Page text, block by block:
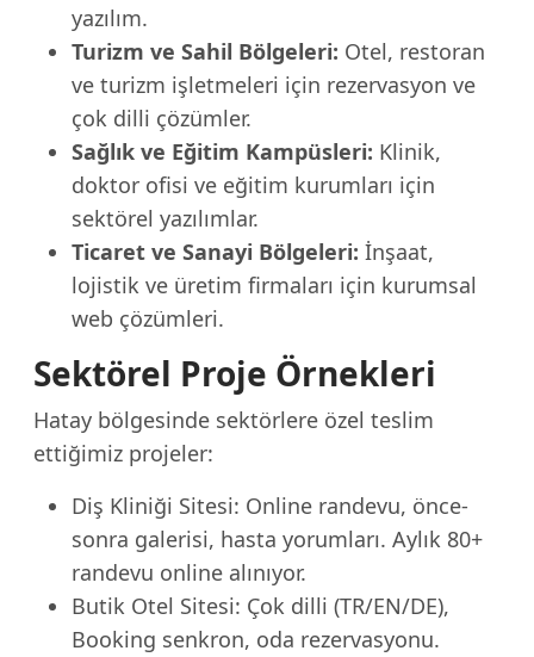
yazılım.
Turizm ve Sahil Bölgeleri: Otel, restoran
ve turizm işletmeleri için rezervasyon ve
çok dilli çözümler.
Sağlık ve Eğitim Kampüsleri: Klinik,
doktor ofisi ve eğitim kurumları için
sektörel yazılımlar.
Ticaret ve Sanayi Bölgeleri: İnşaat,
lojistik ve üretim firmaları için kurumsal
web çözümleri.
Sektörel Proje Örnekleri
Hatay bölgesinde sektörlere özel teslim
ettiğimiz projeler:
Diş Kliniği Sitesi: Online randevu, önce-
sonra galerisi, hasta yorumları. Aylık 80+
randevu online alınıyor.
Butik Otel Sitesi: Çok dilli (TR/EN/DE),
Booking senkron, oda rezervasyonu.